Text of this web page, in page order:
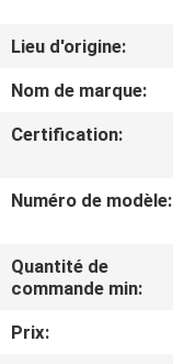
DE
NOUS
VISITE
D'USINE
CONTRÔLE
DE
QUALITÉ
Lieu d'origine:
Nom de marque:
Certification:
Numéro de modèle:
Quantité de
commande min:
Prix: